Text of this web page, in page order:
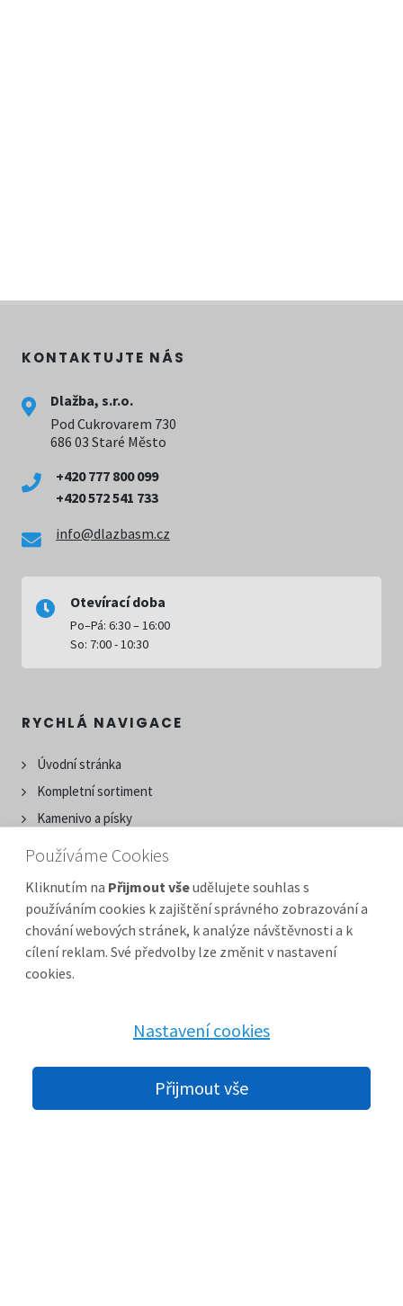
KONTAKTUJTE NÁS
Dlažba, s.r.o.
Pod Cukrovarem 730
686 03 Staré Město
+420 777 800 099
+420 572 541 733
info@dlazbasm.cz
Otevírací doba
Po–Pá: 6:30 – 16:00
So: 7:00 - 10:30
RYCHLÁ NAVIGACE
Úvodní stránka
Kompletní sortiment
Kamenivo a písky
Betonové výrobky
O naší firmě
Kontaktní údaje
Ceníky ke stažení
Doprava materiálu
Používáme Cookies
Kliknutím na Přijmout všeudělujete souhlas s
používáním cookies k zajištění správného zobrazování a
chování webových stránek, k analýze návštěvnosti a k
cílení reklam. Své předvolby lze změnit v nastavení
cookies.
Nastavení cookies
Přijmout vše